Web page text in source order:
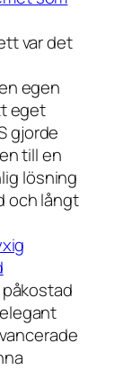
var det
egen
eget
gjorde
till en
lösning
och långt
påkostad